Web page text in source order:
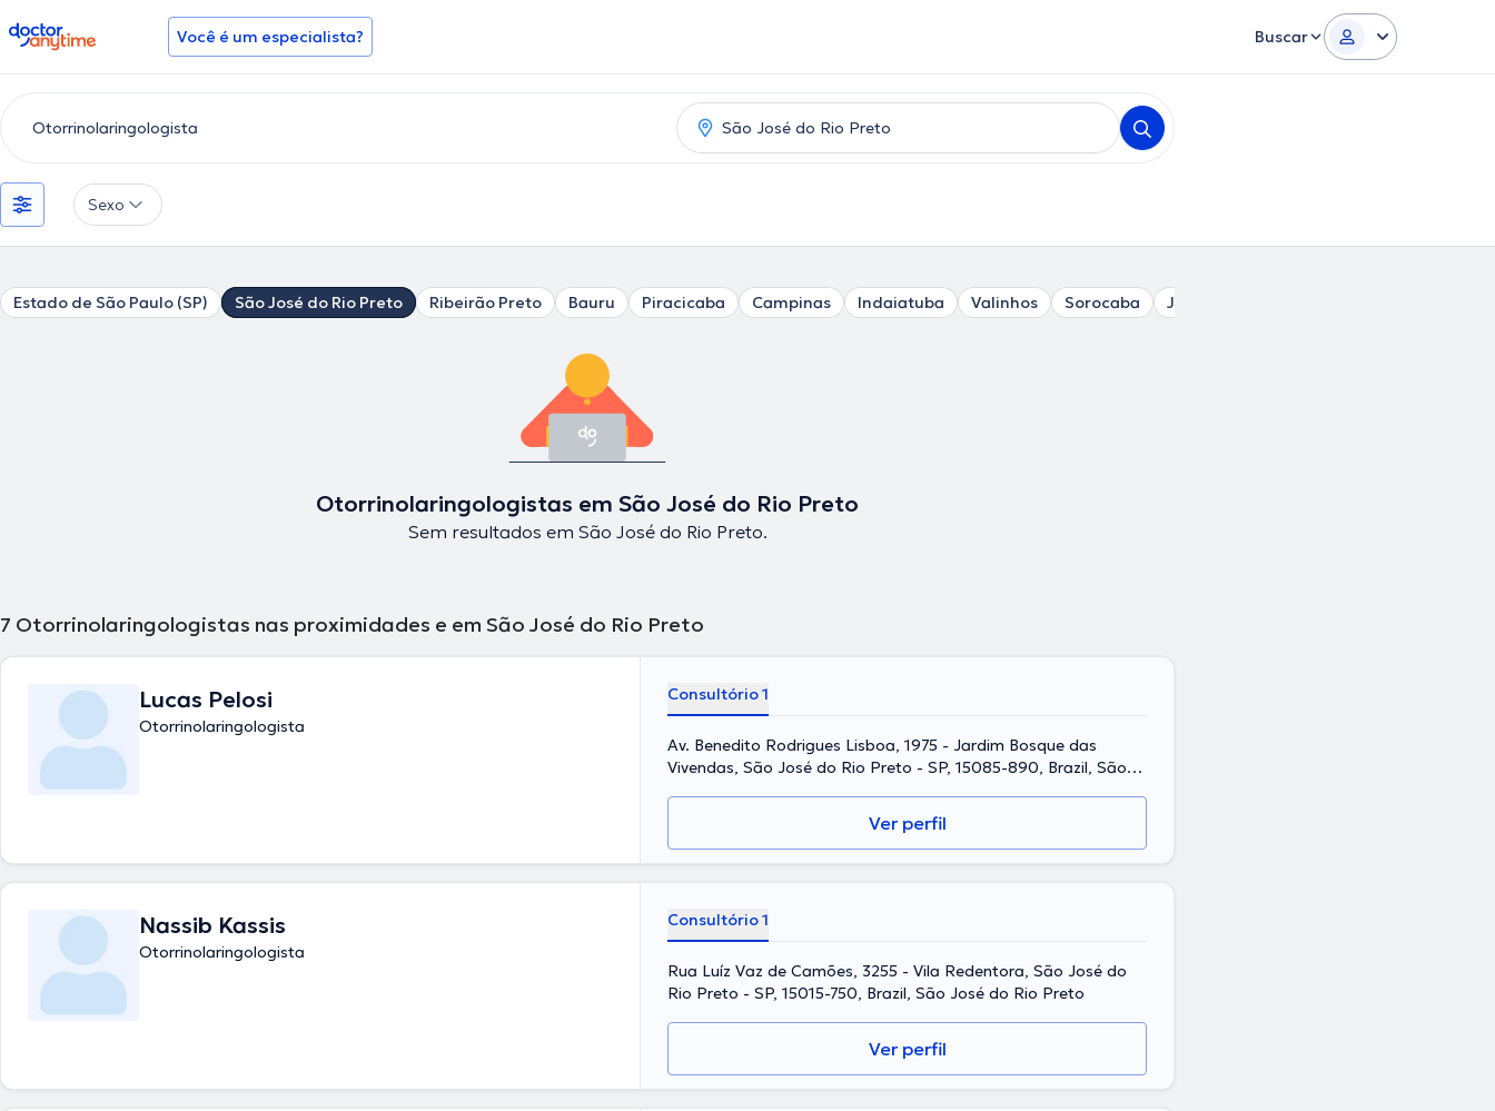
doctoranytime Você é um especialista? Buscar
Sexo
Estado de São Paulo (SP) São José do Rio Preto Ribeirão Preto Bauru Piracicaba Campinas Indaiatuba Valinhos Sorocaba Jundiaí
Otorrinolaringologistas em São José do Rio Preto
Sem resultados em São José do Rio Preto.
7 Otorrinolaringologistas nas proximidades e em São José do Rio Preto
Lucas Pelosi
Otorrinolaringologista
Consultório 1
Av. Benedito Rodrigues Lisboa, 1975 - Jardim Bosque das
Vivendas, São José do Rio Preto - SP, 15085-890, Brazil, São
Ver perfil
Nassib Kassis
Otorrinolaringologista
Consultório 1
Rua Luíz Vaz de Camões, 3255 - Vila Redentora, São José do
Rio Preto - SP, 15015-750, Brazil, São José do Rio Preto
Ver perfil